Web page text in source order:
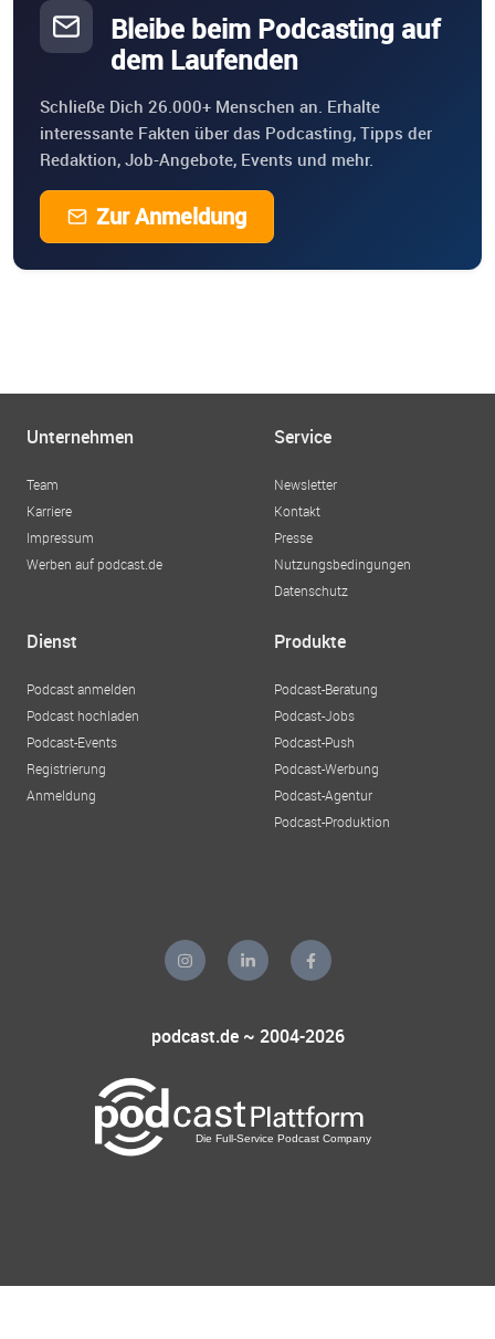
Bleibe beim Podcasting auf
dem Laufenden
Schließe Dich 26.000+ Menschen an. Erhalte
interessante Fakten über das Podcasting, Tipps der
Redaktion, Job-Angebote, Events und mehr.
Zur Anmeldung
Unternehmen
Team
Karriere
Impressum
Werben auf podcast.de
Service
Newsletter
Kontakt
Presse
Nutzungsbedingungen
Datenschutz
Dienst
Podcast anmelden
Podcast hochladen
Podcast-Events
Registrierung
Anmeldung
Produkte
Podcast-Beratung
Podcast-Jobs
Podcast-Push
Podcast-Werbung
Podcast-Agentur
Podcast-Produktion
podcast.de ~ 2004-2026